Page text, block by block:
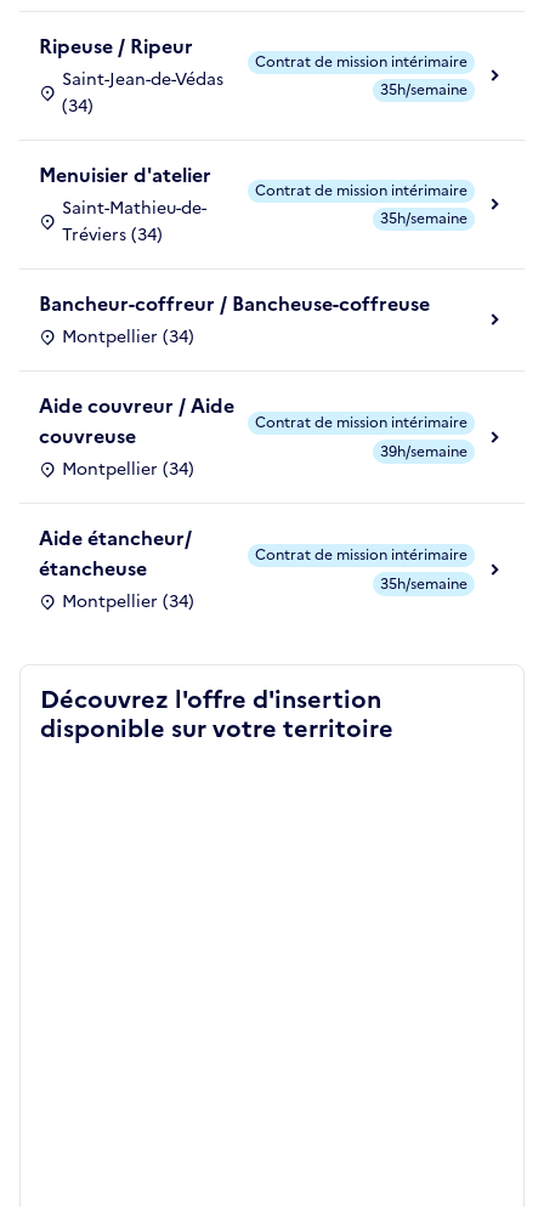
Ripeuse / Ripeur
Saint-Jean-de-Védas
(34)
Contrat de mission intérimaire
35h/semaine
Menuisier d'atelier
Saint-Mathieu-de-
Tréviers (34)
Contrat de mission intérimaire
35h/semaine
Bancheur-coffreur / Bancheuse-coffreuse
Montpellier (34)
Aide couvreur / Aide
couvreuse
Montpellier (34)
Contrat de mission intérimaire
39h/semaine
Aide étancheur/
étancheuse
Montpellier (34)
Contrat de mission intérimaire
35h/semaine
Découvrez l'offre d'insertion
disponible sur votre territoire